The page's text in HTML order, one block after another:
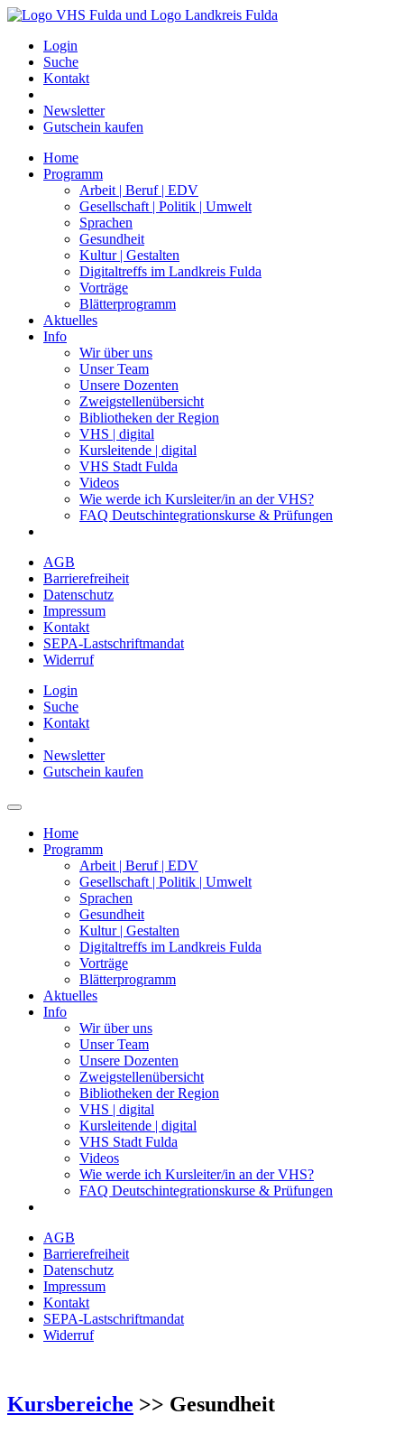
Login
Suche
Kontakt
Newsletter
Gutschein kaufen
Home
Programm
Arbeit | Beruf | EDV
Gesellschaft | Politik | Umwelt
Sprachen
Gesundheit
Kultur | Gestalten
Digitaltreffs im Landkreis Fulda
Vorträge
Blätterprogramm
Aktuelles
Info
Wir über uns
Unser Team
Unsere Dozenten
Zweigstellenübersicht
Bibliotheken der Region
VHS | digital
Kursleitende | digital
VHS Stadt Fulda
Videos
Wie werde ich Kursleiter/in an der VHS?
FAQ Deutschintegrationskurse & Prüfungen
AGB
Barrierefreiheit
Datenschutz
Impressum
Kontakt
SEPA-Lastschriftmandat
Widerruf
Login
Suche
Kontakt
Newsletter
Gutschein kaufen
Home
Programm
Arbeit | Beruf | EDV
Gesellschaft | Politik | Umwelt
Sprachen
Gesundheit
Kultur | Gestalten
Digitaltreffs im Landkreis Fulda
Vorträge
Blätterprogramm
Aktuelles
Info
Wir über uns
Unser Team
Unsere Dozenten
Zweigstellenübersicht
Bibliotheken der Region
VHS | digital
Kursleitende | digital
VHS Stadt Fulda
Videos
Wie werde ich Kursleiter/in an der VHS?
FAQ Deutschintegrationskurse & Prüfungen
AGB
Barrierefreiheit
Datenschutz
Impressum
Kontakt
SEPA-Lastschriftmandat
Widerruf
Kursbereiche >> Gesundheit